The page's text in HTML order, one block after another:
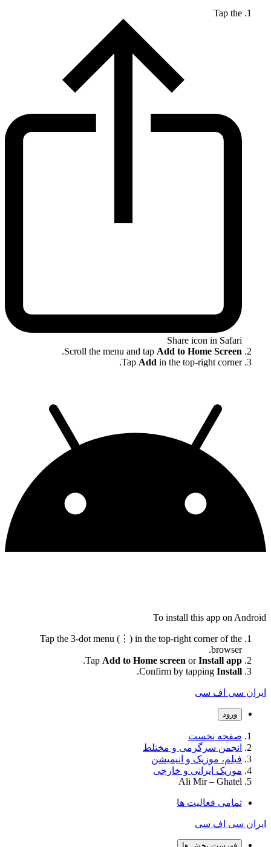
Tap the
Share icon in Safari
Scroll the menu and tap Add to Home Screen
.
Tap Add in the top-right corner.
To install this app on Android
Tap the 3-dot menu (⋮) in the top-right corner of the
browser.
Tap Add to Home screen orInstall app
.
Confirm by tapping Install
.
ایران سی اف سی
ورود
صفحه نخست
انجمن سرگرمی و مختلط
فیلم، موزیک و انیمیشن
موزیک ایرانی و خارجی
Ali Mir – Ghatel
تمامی فعالیت ها
ایران سی اف سی